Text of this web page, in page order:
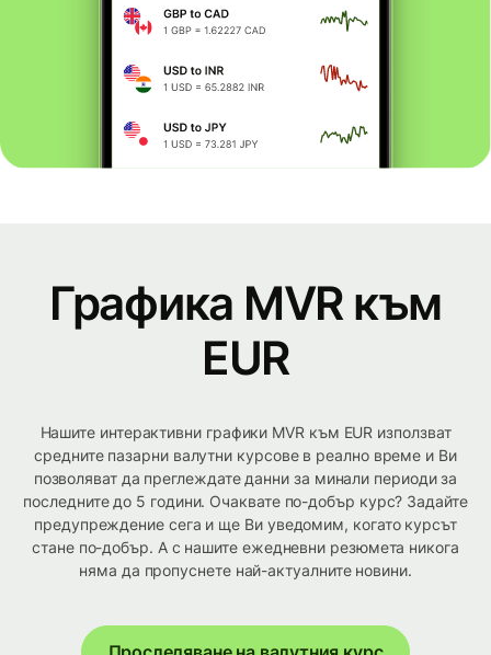
Графика MVR към
EUR
Нашите интерактивни графики MVR към EUR използват
средните пазарни валутни курсове в реално време и Ви
позволяват да преглеждате данни за минали периоди за
последните до 5 години. Очаквате по-добър курс? Задайте
предупреждение сега и ще Ви уведомим, когато курсът
стане по-добър. А с нашите ежедневни резюмета никога
няма да пропуснете най-актуалните новини.